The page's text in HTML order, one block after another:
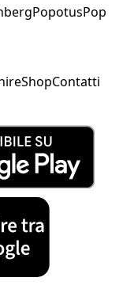
PopotusPop
ShopContatti